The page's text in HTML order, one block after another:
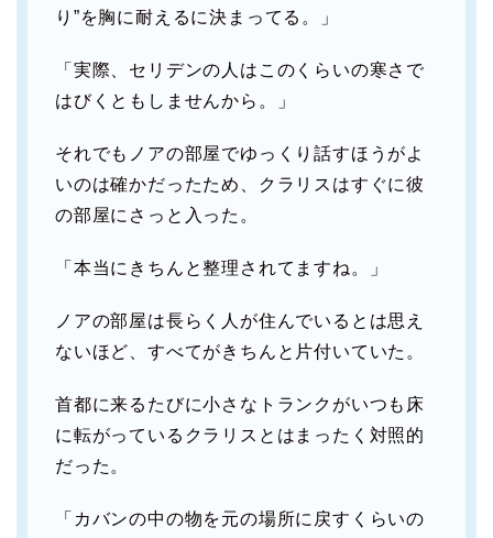
り”を胸に耐えるに決まってる。」
「実際、セリデンの人はこのくらいの寒さで
はびくともしませんから。」
それでもノアの部屋でゆっくり話すほうがよ
いのは確かだったため、クラリスはすぐに彼
の部屋にさっと入った。
「本当にきちんと整理されてますね。」
ノアの部屋は長らく人が住んでいるとは思え
ないほど、すべてがきちんと片付いていた。
首都に来るたびに小さなトランクがいつも床
に転がっているクラリスとはまったく対照的
だった。
「カバンの中の物を元の場所に戻すくらいの